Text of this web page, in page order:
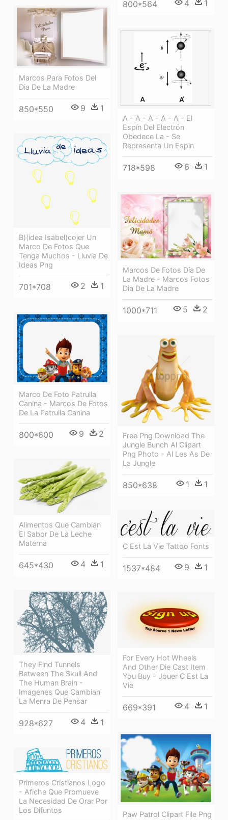
800*564 4 1
Marcos Para Fotos Del
Dia De La Madre
850*550 9 1
A - A - A - A - A - El
Espín Del Electrón
Obedece La - Se
Representa Un Espin
718*598 6 1
B)(idea Isabel)cojer Un
Marco De Fotos Que
Tenga Muchos - Lluvia De
Ideas Png
701*708 2 1
Marcos De Fotos Día De
La Madre - Marcos Fotos
Dia De La Madre
1000*711 5 2
Marco De Foto Patrulla
Canina - Marcos De Fotos
De La Patrulla Canina
800*600 9 2
Free Png Download The
Jungle Bunch Al Clipart
Png Photo - Al Les As De
La Jungle
850*638 1 1
Alimentos Que Cambian
El Sabor De La Leche
Materna
645*430 4 1
C Est La Vie Tattoo Fonts
1537*484 9 1
They Find Tunnels
Between The Skull And
The Human Brain -
Imagenes Que Cambian
La Menra De Pensar
928*627 4 1
For Every Hot Wheels
And Other Die Cast Item
You Buy - Jouer C Est La
Vie
669*391 4 1
Paw Patrol Clipart File Png
Primeros Cristianos Logo
- Afiche Que Promueve
La Necesidad De Orar Por
Los Difuntos